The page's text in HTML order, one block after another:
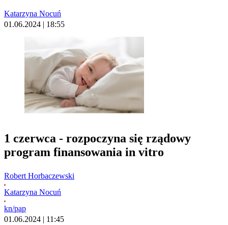
Katarzyna Nocuń
01.06.2024 | 18:55
1 czerwca - rozpoczyna się rządowy
program finansowania in vitro
Robert Horbaczewski
Katarzyna Nocuń
kn/pap
01.06.2024 | 11:45